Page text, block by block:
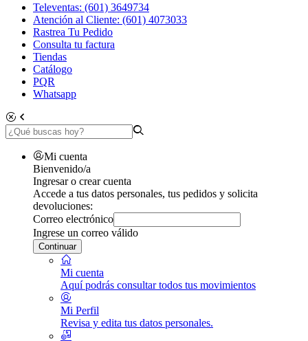
Televentas: (601) 3649734
Atención al Cliente: (601) 4073033
Rastrea Tu Pedido
Consulta tu factura
Tiendas
Catálogo
PQR
Whatsapp
Mi cuenta
Bienvenido/a
Ingresar o crear cuenta
Accede a tus datos personales, tus pedidos y solicita
devoluciones:
Correo electrónico
Ingrese un correo válido
Continuar
Mi cuenta
Aquí podrás consultar todos tus movimientos
Mi Perfil
Revisa y edita tus datos personales.